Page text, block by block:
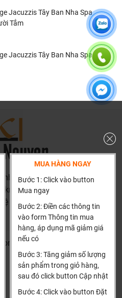
góc lệch, không chân yếm,
x 520 mm
gian sử dụng): 1320 x 610 x
nghị): 1490 x 990 x 405 mm
Jacuzzis Tây Ban Nha Spa
Tắm
Jacuzzis Tây Ban Nha Spa Aqua
MUA HÀNG NGAY
Bước 1: Click vào button
Mua ngay
Bước 2: Điền các thông tin
vào form Thông tin mua
hàng, áp dụng mã giảm giá
nếu có
Bước 3: Tăng giảm số lượng
sản phẩm trong giỏ hàng,
sau đó click button Cập nhật
Bước 4: Click vào button Đặt
Di Trạch, Hoài Đức, Hà Nội
km)
hotline để được hướng dẫn
Thông tin thêm